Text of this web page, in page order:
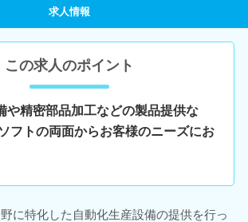
求人情報
この求人のポイント
や精密部品加工などの製品提供な
フトの両面からお客様のニーズにお
に特化した自動化生産設備の提供を行っ